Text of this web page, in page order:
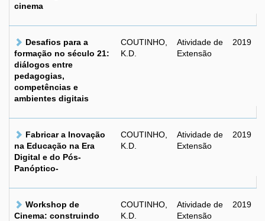
cinema
Desafios para a
formação no século 21:
diálogos entre
pedagogias,
competências e
ambientes digitais
COUTINHO,
K.D.
Atividade de
Extensão
2019
Fabricar a Inovação
na Educação na Era
Digital e do Pós-
Panóptico-
COUTINHO,
K.D.
Atividade de
Extensão
2019
Workshop de
Cinema: construindo
COUTINHO,
K.D.
Atividade de
Extensão
2019